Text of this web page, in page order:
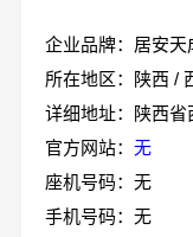
企业品牌：居安天
所在地区：陕西 /
官方网站： 无
座机号码：无
手机号码：无